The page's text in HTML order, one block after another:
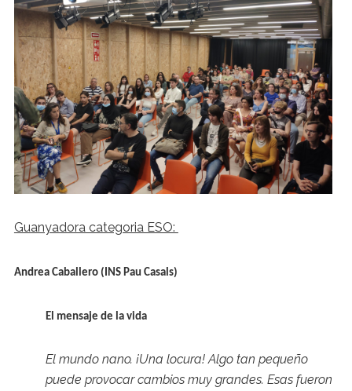
Guanyadora categoria ESO:
Andrea Caballero (INS Pau Casals)
El mensaje de la vida
El mundo nano. ¡Una locura! Algo tan pequeño
puede provocar cambios muy grandes. Esas fueron